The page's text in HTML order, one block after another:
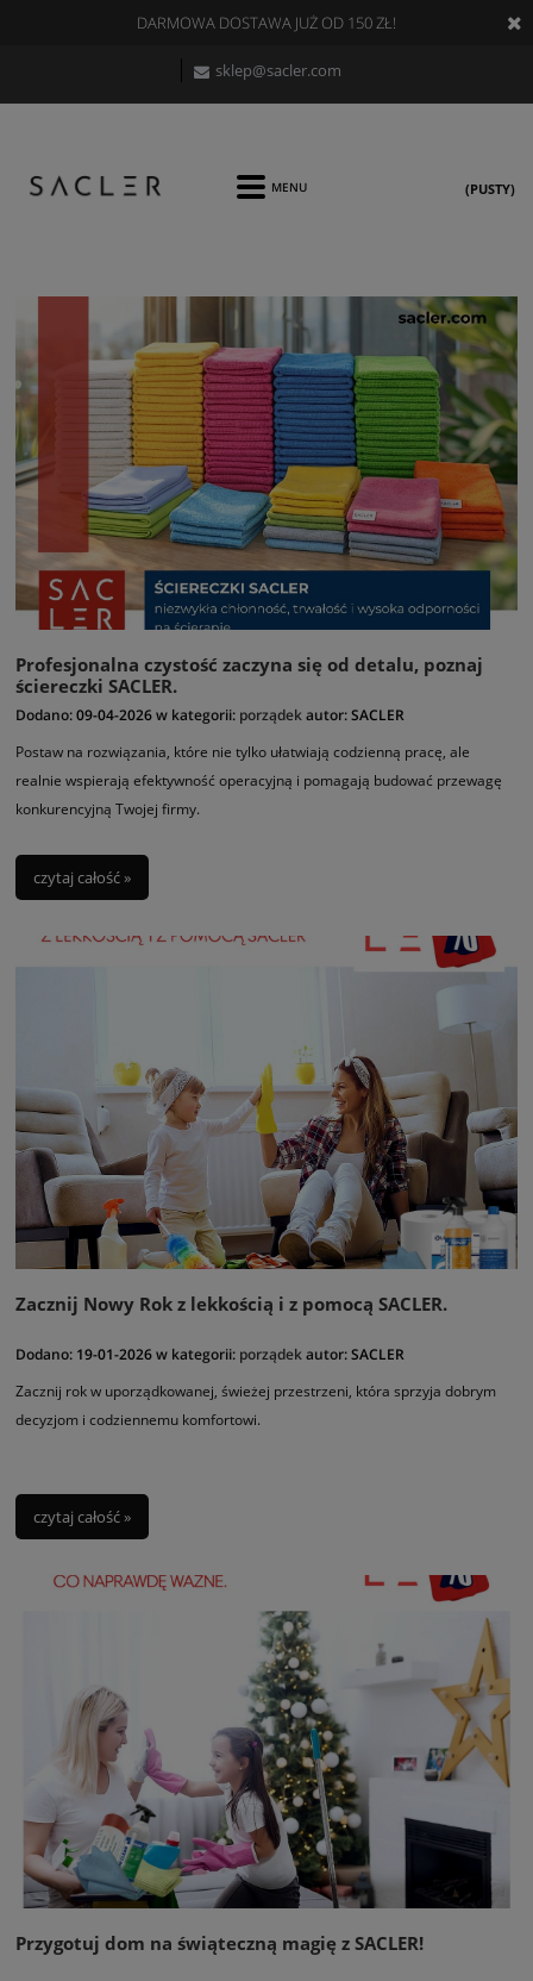
DARMOWA DOSTAWA JUŻ OD 150 ZŁ!
sklep@sacler.com
(PUSTY)
Profesjonalna czystość zaczyna się od detalu, poznaj
ściereczki SACLER.
Dodano:09-04-2026w kategorii: porządekautor:SACLER
Postaw na rozwiązania, które nie tylko ułatwiają codzienną pracę, ale
realnie wspierają efektywność operacyjną i pomagają budować przewagę
konkurencyjną Twojej firmy.
czytaj całość »
Zacznij Nowy Rok z lekkością i z pomocą SACLER.
Dodano: 19-01-2026w kategorii: porządekautor:SACLER
Zacznij rok w uporządkowanej, świeżej przestrzeni, która sprzyja dobrym
decyzjom i codziennemu komfortowi.
czytaj całość »
Przygotuj dom na świąteczną magię z SACLER!